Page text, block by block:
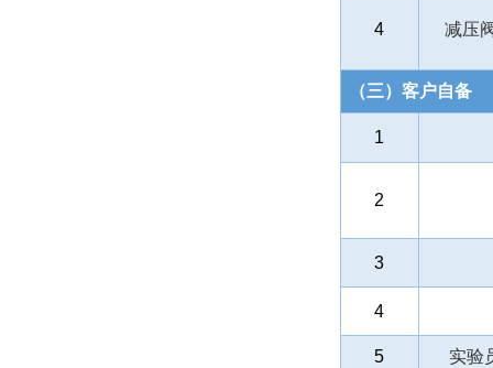
4 减压
（三）客户自备
1
2
3
4
5 实验